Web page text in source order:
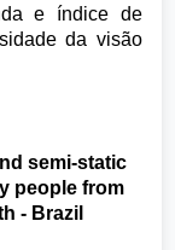
e índice de
da visão
semi-static
people from
- Brazil